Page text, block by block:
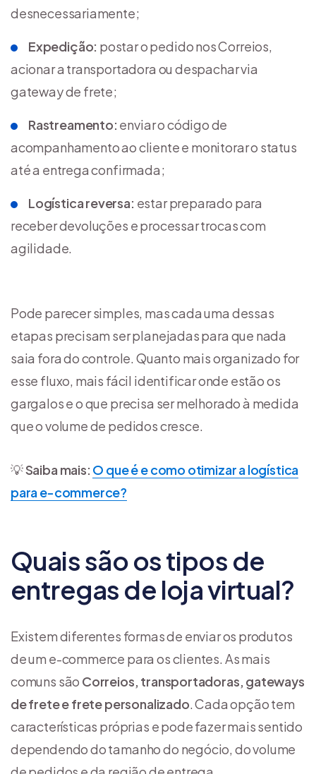
desnecessariamente;
Expedição: postar o pedido nos Correios,
acionar a transportadora ou despachar via
gateway de frete;
Rastreamento: enviar o código de
acompanhamento ao cliente e monitorar o status
até a entrega confirmada;
Logística reversa: estar preparado para
receber devoluções e processar trocas com
agilidade.
Pode parecer simples, mas cada uma dessas
etapas precisam ser planejadas para que nada
saia fora do controle. Quanto mais organizado for
esse fluxo, mais fácil identificar onde estão os
gargalos e o que precisa ser melhorado à medida
que o volume de pedidos cresce.
💡Saiba mais: O que é e como otimizar a logística
para e-commerce?
Quais são os tipos de
entregas de loja virtual?
Existem diferentes formas de enviar os produtos
de um e-commerce para os clientes. As mais
comuns são Correios, transportadoras, gateways
de frete e frete personalizado. Cada opção tem
características próprias e pode fazer mais sentido
dependendo do tamanho do negócio, do volume